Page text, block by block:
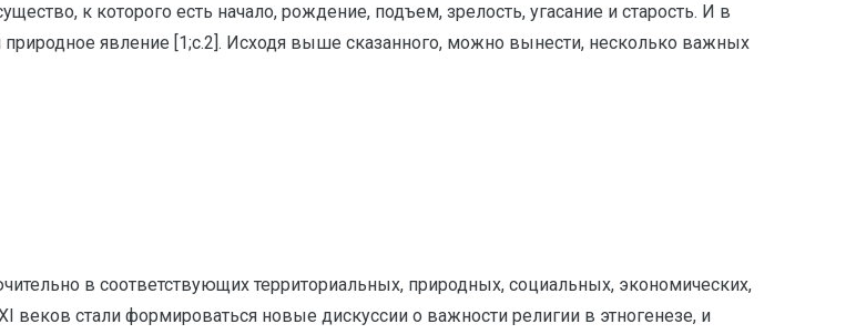
к которого есть начало, рождение, подъем, зрелость, угасание и старость. И в
природное явление [1;с.2]. Исходя выше сказанного, можно вынести, несколько важных
в соответствующих территориальных, природных, социальных, экономических,
веков стали формироваться новые дискуссии о важности религии в этногенезе, и